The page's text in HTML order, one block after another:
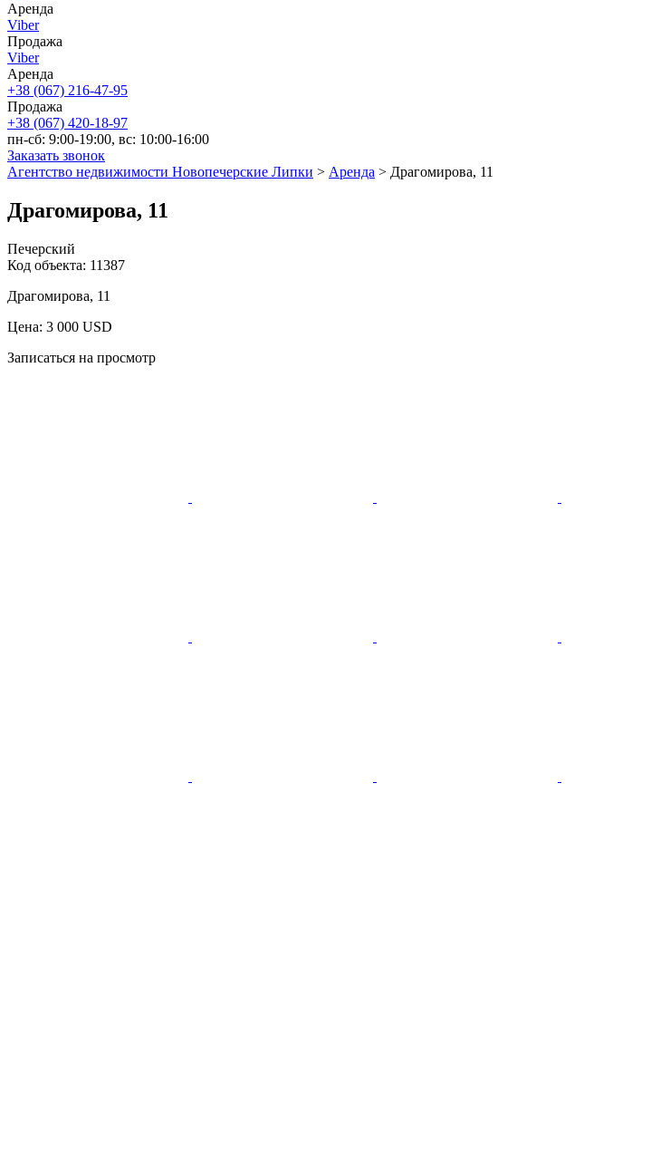
Аренда
Viber
Продажа
Viber
Аренда
+38 (067) 216-47-95
Продажа
+38 (067) 420-18-97
пн-сб: 9:00-19:00, вс: 10:00-16:00
Заказать звонок
Агентство недвижимости Новопечерские Липки > Аренда > Драгомирова, 11
Драгомирова, 11
Печерский
Код объекта: 11387
Драгомирова, 11
Цена: 3 000 USD
Записаться на просмотр